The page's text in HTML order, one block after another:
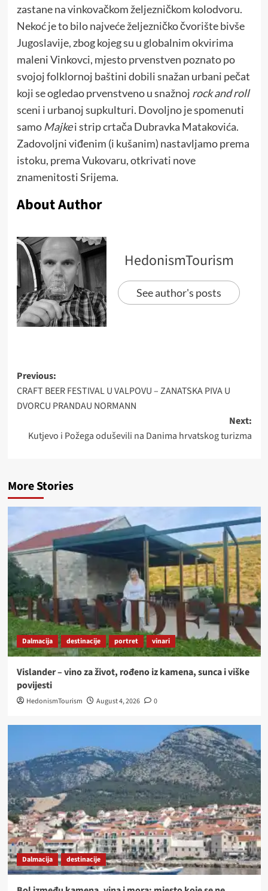
zastane na vinkovačkom željezničkom kolodvoru.
Nekoć je to bilo najveće željezničko čvorište bivše
Jugoslavije, zbog kojeg su u globalnim okvirima
maleni Vinkovci, mjesto prvenstven poznato po
svojoj folklornoj baštini dobili snažan urbani pečat
koji se ogledao prvenstveno u snažnoj rock and roll
sceni i urbanoj supkulturi. Dovoljno je spomenuti
samo Majkei strip crtača Dubravka Matakovića.
Zadovoljni viđenim (i kušanim) nastavljamo prema
istoku, prema Vukovaru, otkrivati nove
znamenitosti Srijema.
About Author
HedonismTourism
See author's posts
Post
navigation
Previous:
CRAFT BEER FESTIVAL U VALPOVU – ZANATSKA PIVA U
DVORCU PRANDAU NORMANN
Next:
Kutjevo i Požega oduševili na Danima hrvatskog turizma
More Stories
Dalmacija destinacije portret vinari
Vislander – vino za život, rođeno iz kamena, sunca i viške
povijesti
HedonismTourism August 4, 2026 0
Dalmacija destinacije